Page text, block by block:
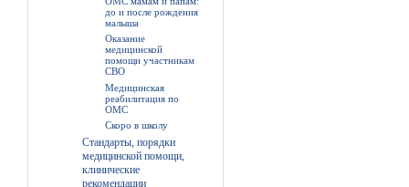
до и после рождения
малыша
Оказание
медицинской
помощи участникам
СВО
Медицинская
реабилитация по
ОМС
Скоро в школу
Стандарты, порядки
медицинской помощи,
клинические
рекомендации